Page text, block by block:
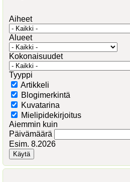
Aiheet
Alueet
Kokonaisuudet
Tyyppi
Artikkeli
Blogimerkintä
Kuvatarina
Mielipidekirjoitus
Aiemmin kuin
Päivämäärä
Esim. 8.2026